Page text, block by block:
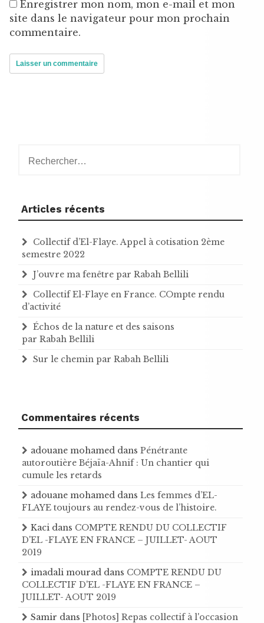
Enregistrer mon nom, mon e-mail et mon
site dans le navigateur pour mon prochain
commentaire.
Articles récents
Collectif d’El-Flaye. Appel à cotisation 2ème
semestre 2022
J’ouvre ma fenêtre par Rabah Bellili
Collectif El-Flaye en France. COmpte rendu
d’activité
Échos de la nature et des saisons
par Rabah Bellili
Sur le chemin par Rabah Bellili
Commentaires récents
adouane mohamed dans Pénétrante
autoroutière Béjaïa-Ahnif : Un chantier qui
cumule les retards
adouane mohamed dans Les femmes d’EL-
FLAYE toujours au rendez-vous de l’histoire .
Kaci dans COMPTE RENDU DU COLLECTIF
D'EL -FLAYE EN FRANCE – JUILLET- AOUT
2019
imadali mourad dans COMPTE RENDU DU
COLLECTIF D'EL -FLAYE EN FRANCE –
JUILLET- AOUT 2019
Samir dans [Photos] Repas collectif à l'occasion